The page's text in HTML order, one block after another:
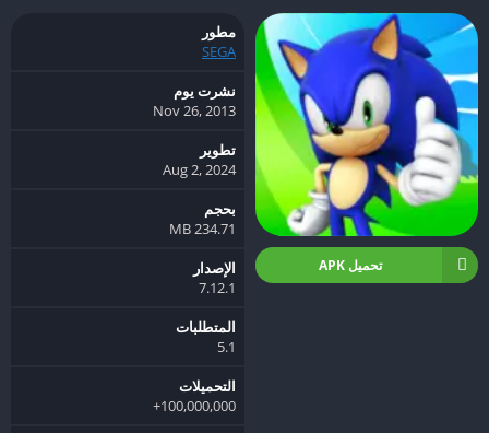
تحميل APK
مطور
SEGA
نشرت يوم
Nov 26, 2013
تطوير
Aug 2, 2024
بحجم
234.71 MB
الإصدار
7.12.1
المتطلبات
5.1
التحميلات
100,000,000+